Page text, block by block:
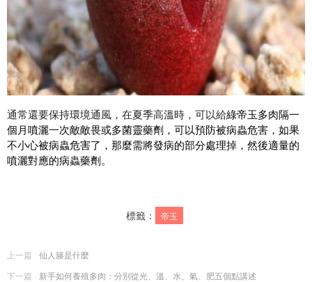
通常還要保持環境通風，在夏季高溫時，可以給綠帝玉多肉隔一
個月噴灑一次敵敵畏或多菌靈藥劑，可以預防被病蟲危害，如果
不小心被病蟲危害了，那麼需將發病的部分處理掉，然後適量的
噴灑對應的病蟲藥劑。
標籤： 帝玉
上一篇
仙人籐是什麼
下一篇
新手如何養殖多肉：分別從光、溫、水、氣、肥五個點講述